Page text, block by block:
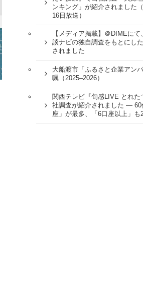
ンキング」が紹介されました
16日放送）
【メディア掲載】＠DIMEにて
談ナビの独自調査をもとにし
されました
大船渡市「ふるさと企業アン
嘱（2025–2026）
関西テレビ『旬感LIVE とれた
社調査が紹介されました ― 60
座」が最多、「6口座以上」も